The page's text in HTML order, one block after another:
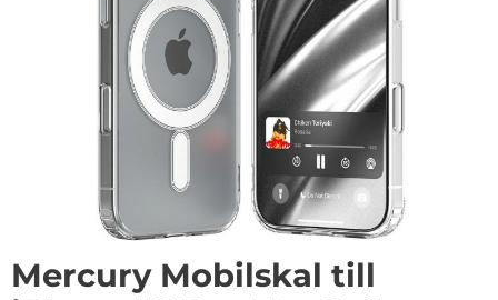
Mercury Mobilskal till